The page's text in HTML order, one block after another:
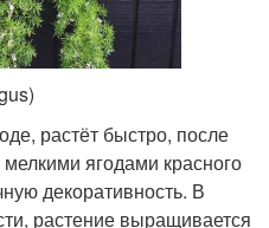
растёт быстро, после
ягодами красного
декоративность. В
растение выращивается